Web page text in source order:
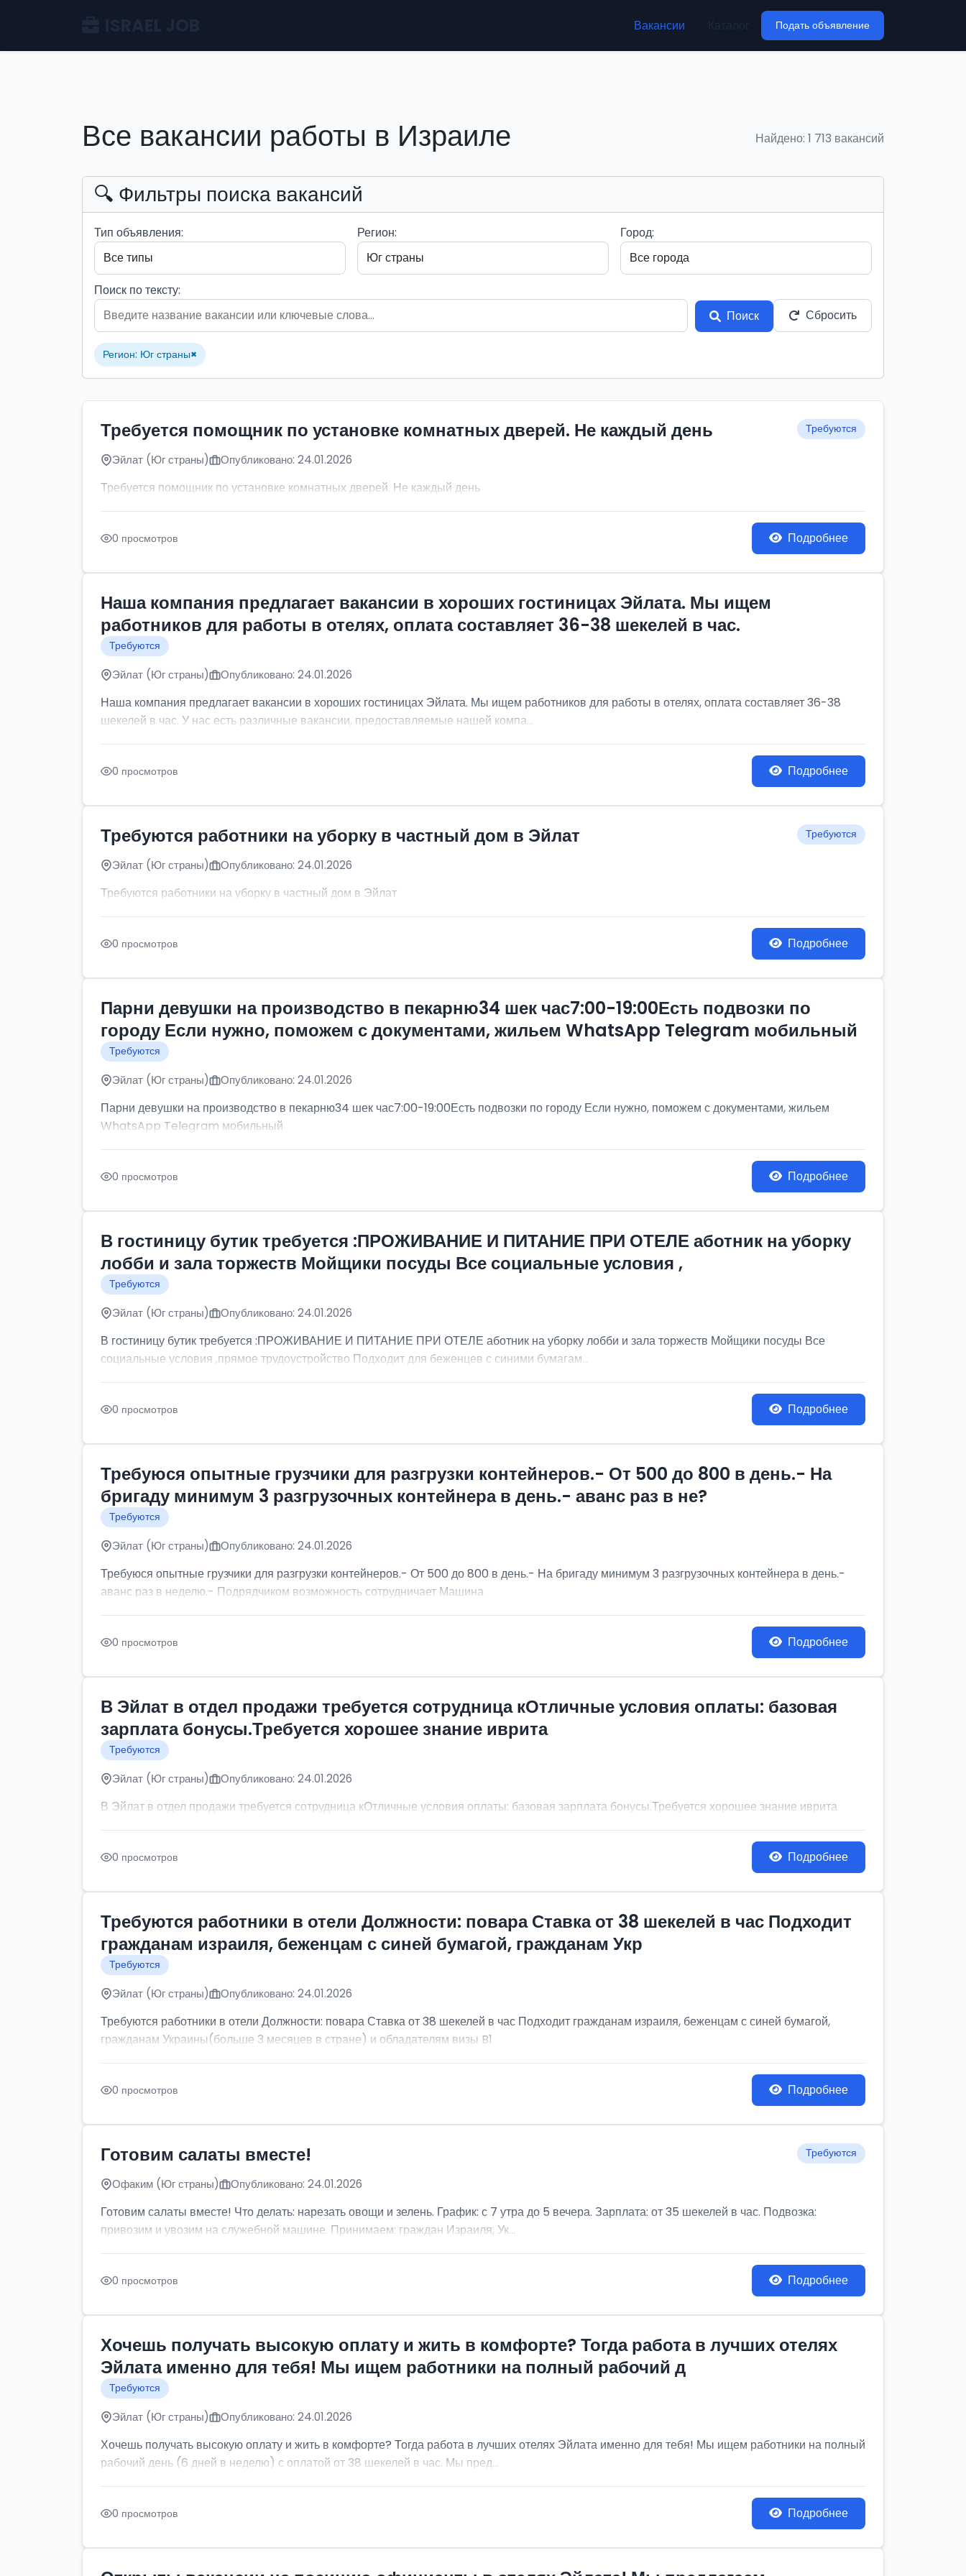
Вакансии Подать объявление
Все вакансии работы в Израиле Найдено: 1 713 вакансий
🔍 Фильтры поиска вакансий
Тип объявления: Регион: Город:
Поиск по тексту:
Поиск
Сбросить
Регион: Юг страны×
Требуется помощник по установке комнатных дверей. Не каждый день Требуются
Эйлат (Юг страны) Опубликовано: 24.01.2026
Требуется помощник по установке комнатных дверей. Не каждый день
0 просмотров Подробнее
Наша компания предлагает вакансии в хороших гостиницах Эйлата. Мы ищем
работников для работы в отелях, оплата составляет 36-38 шекелей в час.
Требуются
Эйлат (Юг страны) Опубликовано: 24.01.2026
Наша компания предлагает вакансии в хороших гостиницах Эйлата. Мы ищем работников для работы в отелях, оплата составляет 36-38
шекелей в час. У нас есть различные вакансии, предоставляемые нашей компа...
0 просмотров Подробнее
Требуются работники на уборку в частный дом в Эйлат Требуются
Эйлат (Юг страны) Опубликовано: 24.01.2026
Требуются работники на уборку в частный дом в Эйлат
0 просмотров Подробнее
Парни девушки на производство в пекарню34 шек час7:00-19:00Есть подвозки по
городу Если нужно, поможем с документами, жильем WhatsApp Telegram мобильный
Требуются
Эйлат (Юг страны) Опубликовано: 24.01.2026
Парни девушки на производство в пекарню34 шек час7:00-19:00Есть подвозки по городу Если нужно, поможем с документами, жильем
WhatsApp Telegram мобильный
0 просмотров Подробнее
В гостиницу бутик требуется :ПРОЖИВАНИЕ И ПИТАНИЕ ПРИ ОТЕЛЕ аботник на уборку
лобби и зала торжеств Мойщики посуды Все социальные условия ,
Требуются
Эйлат (Юг страны) Опубликовано: 24.01.2026
В гостиницу бутик требуется :ПРОЖИВАНИЕ И ПИТАНИЕ ПРИ ОТЕЛЕ аботник на уборку лобби и зала торжеств Мойщики посуды Все
социальные условия ,прямое трудоустройство Подходит для беженцев с синими бумагам...
0 просмотров Подробнее
Требуюся опытные грузчики для разгрузки контейнеров.- От 500 до 800 в день.- На
бригаду минимум 3 разгрузочных контейнера в день.- аванс раз в не?
Требуются
Эйлат (Юг страны) Опубликовано: 24.01.2026
Требуюся опытные грузчики для разгрузки контейнеров.- От 500 до 800 в день.- На бригаду минимум 3 разгрузочных контейнера в день.-
аванс раз в неделю.- Подрядчиком возможность сотрудничает Машина
0 просмотров Подробнее
В Эйлат в отдел продажи требуется сотрудница кОтличные условия оплаты: базовая
зарплата бонусы.Требуется хорошее знание иврита
Требуются
Эйлат (Юг страны) Опубликовано: 24.01.2026
В Эйлат в отдел продажи требуется сотрудница кОтличные условия оплаты: базовая зарплата бонусы.Требуется хорошее знание иврита
0 просмотров Подробнее
Требуются работники в отели Должности: повара Ставка от 38 шекелей в час Подходит
гражданам израиля, беженцам с синей бумагой, гражданам Укр
Требуются
Эйлат (Юг страны) Опубликовано: 24.01.2026
Требуются работники в отели Должности: повара Ставка от 38 шекелей в час Подходит гражданам израиля, беженцам с синей бумагой,
гражданам Украины(больше 3 месяцев в стране) и обладателям визы B1
0 просмотров Подробнее
Готовим салаты вместе! Требуются
Офаким (Юг страны) Опубликовано: 24.01.2026
Готовим салаты вместе! Что делать: нарезать овощи и зелень. График: с 7 утра до 5 вечера. Зарплата: от 35 шекелей в час. Подвозка:
привозим и увозим на служебной машине. Принимаем: граждан Израиля, Ук...
0 просмотров Подробнее
Хочешь получать высокую оплату и жить в комфорте? Тогда работа в лучших отелях
Эйлата именно для тебя! Мы ищем работники на полный рабочий д
Требуются
Эйлат (Юг страны) Опубликовано: 24.01.2026
Хочешь получать высокую оплату и жить в комфорте? Тогда работа в лучших отелях Эйлата именно для тебя! Мы ищем работники на полный
рабочий день (6 дней в неделю) с оплатой от 38 шекелей в час. Мы пред...
0 просмотров Подробнее